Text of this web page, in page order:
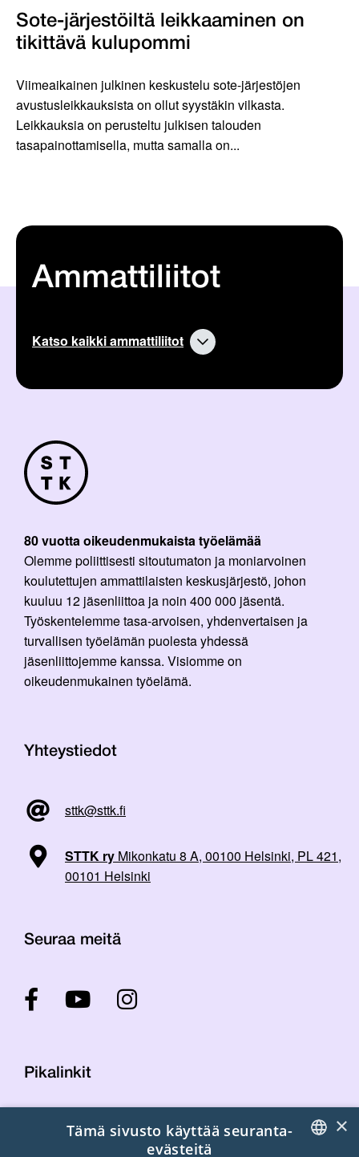
Sote-järjestöiltä leikkaaminen on
tikittävä kulupommi
Viimeaikainen julkinen keskustelu sote-järjestöjen
avustusleikkauksista on ollut syystäkin vilkasta.
Leikkauksia on perusteltu julkisen talouden
tasapainottamisella, mutta samalla on...
Ammattiliitot
Katso kaikki ammattiliitot
80 vuotta oikeudenmukaista työelämää
Olemme poliittisesti sitoutumaton ja moniarvoinen
koulutettujen ammattilaisten keskusjärjestö, johon
kuuluu 12 jäsenliittoa ja noin 400 000 jäsentä.
Työskentelemme tasa-arvoisen, yhdenvertaisen ja
turvallisen työelämän puolesta yhdessä
jäsenliittojemme kanssa. Visiomme on
oikeudenmukainen työelämä.
Yhteystiedot
sttk@sttk.fi
STTK ry Mikonkatu 8 A, 00100 Helsinki, PL 421,
00101 Helsinki
Seuraa meitä
Pikalinkit
Yhteystiedot
×
Tämä sivusto käyttää seuranta-
evästeitä